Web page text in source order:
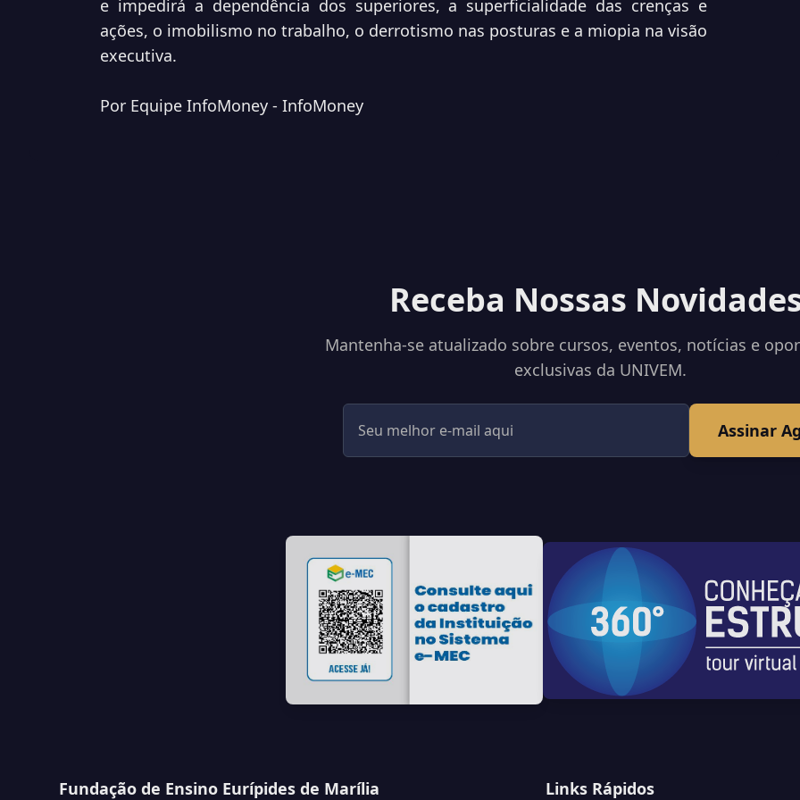
e impedirá a dependência dos superiores, a superficialidade das crenças e
ações, o imobilismo no trabalho, o derrotismo nas posturas e a miopia na visão
executiva.
Por Equipe InfoMoney - InfoMoney
Receba Nossas
Mantenha-se atualizado sobre cursos, eventos, notícias e
exclusivas da UNIVEM.
Assinar
Fundação de Ensino Eurípides de Marília Links Rápidos